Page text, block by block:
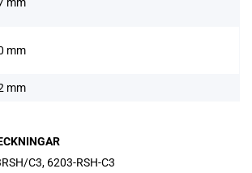
mm
mm
mm
C3, 6203-RSH-C3